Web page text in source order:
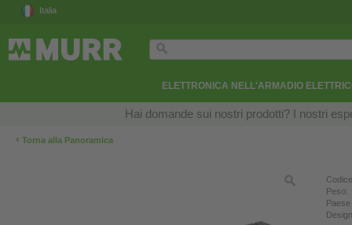
Italia
ELETTRONICA NELL'ARMADIO
Hai domande sui nostri prodotti? I nostri
‹ Torna alla Panoramica
Peso: